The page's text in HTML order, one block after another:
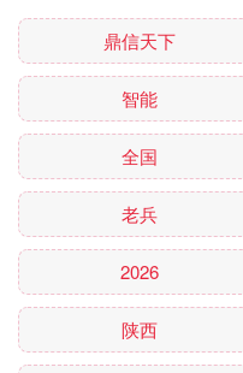
鼎信天下
智能
全国
老兵
2026
陕西